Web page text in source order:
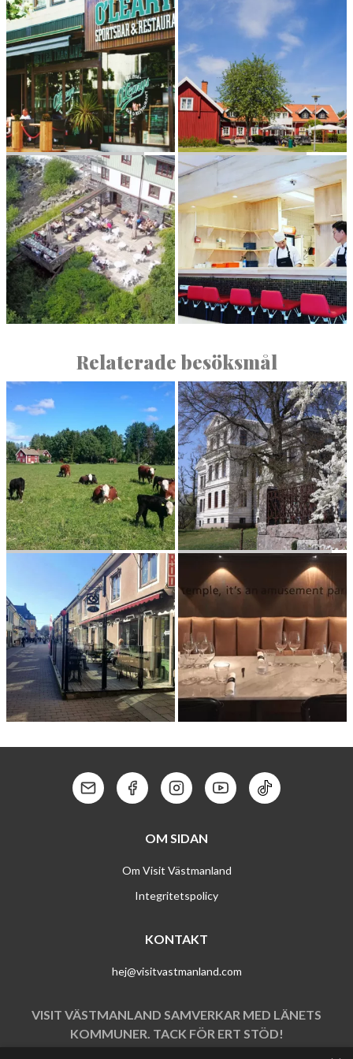
O’LEARYS — VÄSTERÅS ÄNGSÖ GOLFK­LUBB
Relaterade besöksmål
FAL­LÄNGE­TORP JÄDER­S­BRUKS HERRGÅRD
Kontakt: MailKontakt: Facebook
Kontakt: Instagram
Kontakt: Youtube
Kontakt: Tik
OM SIDAN
Om Visit Västmanland
Integritetspolicy
KONTAKT
hej@visitvastmanland.com
VISIT VÄSTMANLAND SAMVERKAR MED LÄNETS
KOMMUNER. TACK FÖR ERT STÖD!